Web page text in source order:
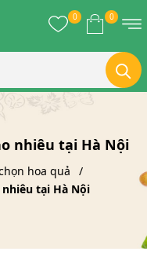
0 0
nhiêu tại Hà Nội
hoa quả
tại Hà Nội